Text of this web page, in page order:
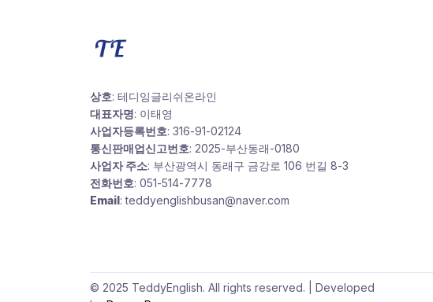
상호: 테디잉글리쉬온라인
대표자명: 이태영
사업자등록번호: 316-91-02124
통신판매업신고번호: 2025-부산동래-0180
사업자 주소: 부산광역시 동래구 금강로 106 번길 8-3
전화번호: 051-514-7778
Email: teddyenglishbusan@naver.com
© 2025 TeddyEnglish. All rights reserved. | Developed